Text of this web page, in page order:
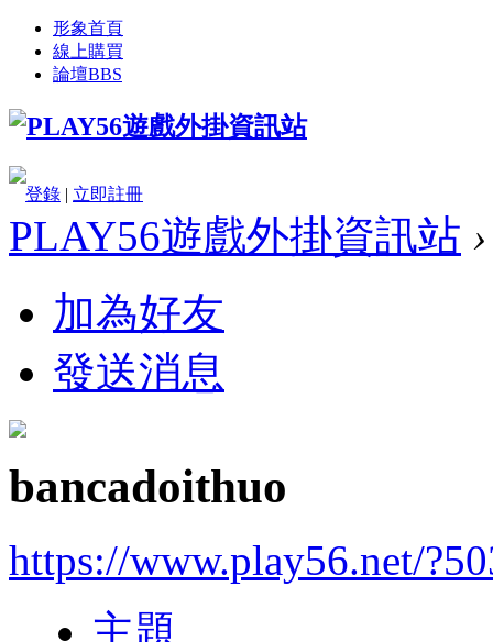
形象首頁
線上購買
論壇BBS
登錄 | 立即註冊
PLAY56遊戲外掛資訊站 ›
加為好友
發送消息
bancadoithuo
https://www.play56.net/
主題